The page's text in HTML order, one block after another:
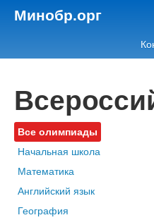
Минобр.орг
Все олимпиады
Начальная школа
Математика
Английский язык
География